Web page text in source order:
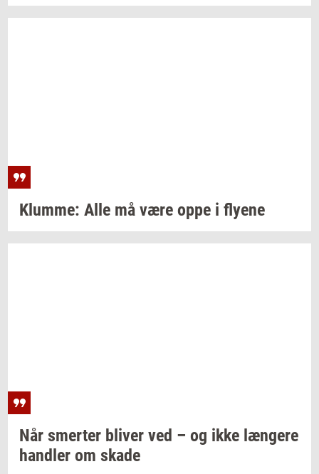
Klum­me: Alle må være oppe i fly­e­ne
Når smer­ter bli­ver ved – og ikke læn­ge­re
hand­ler om skade